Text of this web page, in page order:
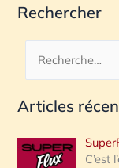
Rechercher
c
e
Articles
C’est